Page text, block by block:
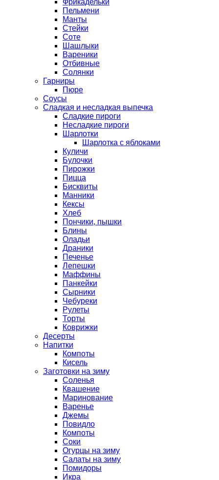
Фрикадельки
Пельмени
Манты
Стейки
Соте
Шашлыки
Вареники
Отбивные
Солянки
Гарниры
Пюре
Соусы
Сладкая и несладкая выпечка
Сладкие пироги
Несладкие пироги
Шарлотки
Шарлотка с яблоками
Куличи
Булочки
Пирожки
Пицца
Бисквиты
Манники
Кексы
Хлеб
Пончики, пышки
Блины
Оладьи
Драники
Печенье
Лепешки
Маффины
Панкейки
Сырники
Чебуреки
Рулеты
Торты
Коврижки
Десерты
Напитки
Компоты
Кисель
Заготовки на зиму
Соленья
Квашение
Маринование
Варенье
Джемы
Повидло
Компоты
Соки
Огурцы на зиму
Салаты на зиму
Помидоры
Икра